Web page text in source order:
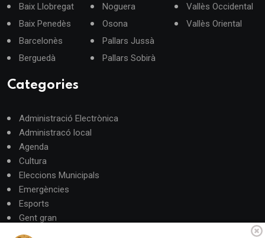
Baix Llobregat
Baix Penedès
Barcelonès
Berguedà
Noguera
Osona
Pallars Jussà
Pallars Sobirà
Vallès Occidental
Vallès Oriental
Categories
Administració Electrònica
Administracó local
Agenda
Cultura
Eleccions Municipals
Emergències
Esports
Gent gran
Gestió Municipal